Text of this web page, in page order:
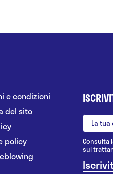
e condizioni
del sito
policy
Consulta
sul